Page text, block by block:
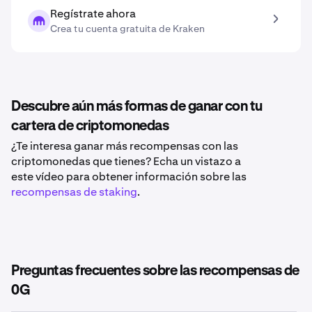
Regístrate ahora
Crea tu cuenta gratuita de Kraken
Descubre aún más formas de ganar con tu
cartera de criptomonedas
¿Te interesa ganar más recompensas con las
criptomonedas que tienes? Echa un vistazo a
este vídeo para obtener información sobre las
recompensas de staking.
Preguntas frecuentes sobre las recompensas de
0G